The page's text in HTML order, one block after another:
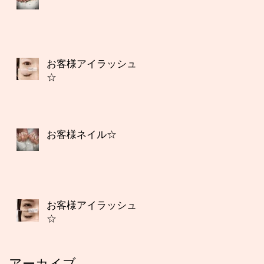
お客様アイラッシュ
☆
お客様ネイル☆
お客様アイラッシュ
☆